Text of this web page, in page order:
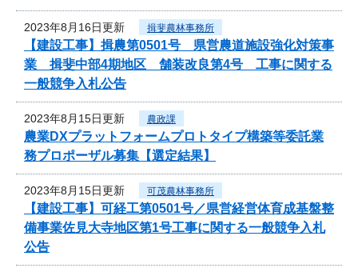
2023年8月16日更新 揖斐農林事務所
【建設工事】揖農第0501号 県営農道施設強化対策事
業 揖斐中部4期地区 舗装改良第4号 工事に関する
一般競争入札公告
2023年8月15日更新 農政課
農業DXプラットフォームプロトタイプ構築等委託業
務プロポーザル募集【選定結果】
2023年8月15日更新 可茂農林事務所
【建設工事】可経工第0501号／県営経営体育成基盤整
備事業佐見大寺地区第1号工事に関する一般競争入札
公告